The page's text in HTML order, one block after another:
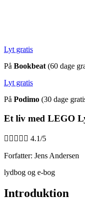
Lyt gratis
På Bookbeat (60 dage
Lyt gratis
På Podimo (30 dage
Et liv med LEGO
     4.1/5
Forfatter: Jens Andersen
lydbog og e-bog
Introduktion